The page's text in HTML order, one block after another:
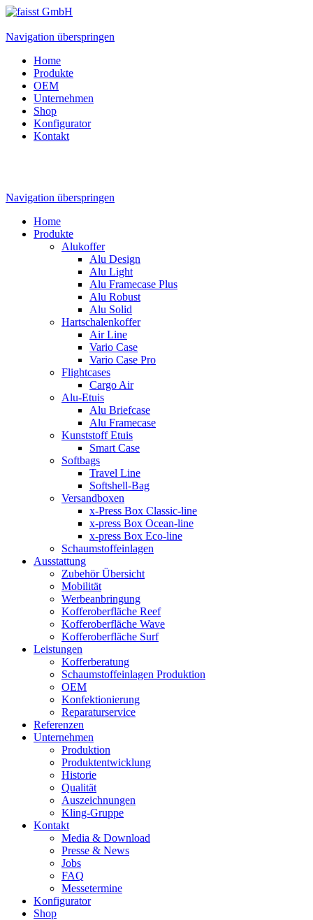
Navigation überspringen
Home
Produkte
OEM
Unternehmen
Shop
Konfigurator
Kontakt
Navigation überspringen
Home
Produkte
Alukoffer
Alu Design
Alu Light
Alu Framecase Plus
Alu Robust
Alu Solid
Hartschalenkoffer
Air Line
Vario Case
Vario Case Pro
Flightcases
Cargo Air
Alu-Etuis
Alu Briefcase
Alu Framecase
Kunststoff Etuis
Smart Case
Softbags
Travel Line
Softshell-Bag
Versandboxen
x-Press Box Classic-line
x-press Box Ocean-line
x-press Box Eco-line
Schaumstoffeinlagen
Ausstattung
Zubehör Übersicht
Mobilität
Werbeanbringung
Kofferoberfläche Reef
Kofferoberfläche Wave
Kofferoberfläche Surf
Leistungen
Kofferberatung
Schaumstoffeinlagen Produktion
OEM
Konfektionierung
Reparaturservice
Referenzen
Unternehmen
Produktion
Produktentwicklung
Historie
Qualität
Auszeichnungen
Kling-Gruppe
Kontakt
Media & Download
Presse & News
Jobs
FAQ
Messetermine
Konfigurator
Shop